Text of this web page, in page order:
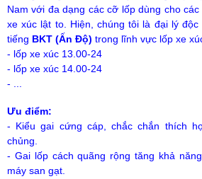
Nam với đa dạng các cỡ lốp dùng cho
xe xúc lật to. Hiện, chúng tôi là đại lý
tiếng BKT (Ấn Độ) trong lĩnh vực lốp xe
- lốp xe xúc 13.00-24
- lốp xe xúc 14.00-24
- ...
Ưu điểm:
- Kiểu gai cứng cáp, chắc chắn thích
chủng.
- Gai lốp cách quãng rộng tăng khả
máy san gạt.